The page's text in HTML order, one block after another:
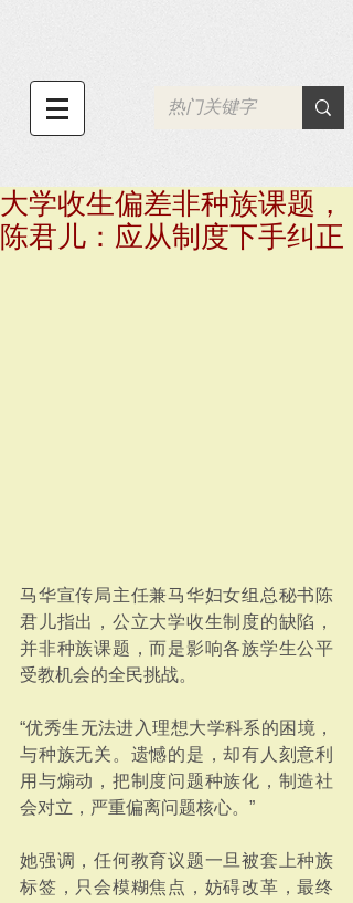
大学收生偏差非种族课题，
陈君儿：应从制度下手纠正
马华宣传局主任兼马华妇女组总秘书陈
君儿指出，公立大学收生制度的缺陷，
并非种族课题，而是影响各族学生公平
受教机会的全民挑战。
“优秀生无法进入理想大学科系的困境，
与种族无关。遗憾的是，却有人刻意利
用与煽动，把制度问题种族化，制造社
会对立，严重偏离问题核心。”
她强调，任何教育议题一旦被套上种族
标签，只会模糊焦点，妨碍改革，最终